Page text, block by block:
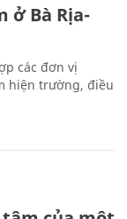
ở Bà Rịa-
các đơn vị
hiện trường, điều